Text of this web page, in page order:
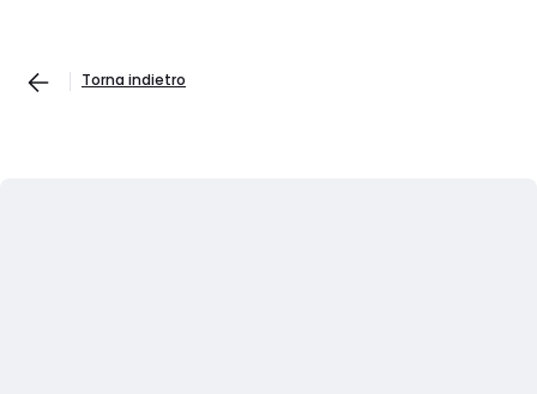
Torna indietro